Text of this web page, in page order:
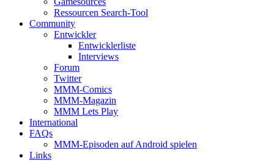
Ressourcen Search-Tool
Community
Entwickler
Entwicklerliste
Interviews
Forum
Twitter
MMM-Comics
MMM-Magazin
MMM Lets Play
International
FAQs
MMM-Episoden auf Android spielen
Links